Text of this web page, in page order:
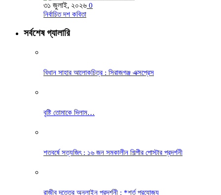
৩১ জুলাই, ২০২৬ 0
নির্বাচিত দশ কবিতা
সর্বশেষ গ্যালারি
বিধান সাহার আলোকচিত্র : সিরাজগঞ্জ এক্সপ্রেস
বৃষ্টি তোমাকে দিলাম…
শতবর্ষে সত্যজিৎ : ১৬ জন সমকালীন শিল্পীর পোস্টার প্রদর্শনী
রাজীব দত্তের অনলাইন প্রদর্শনী : *শর্ত প্রযোজ্য